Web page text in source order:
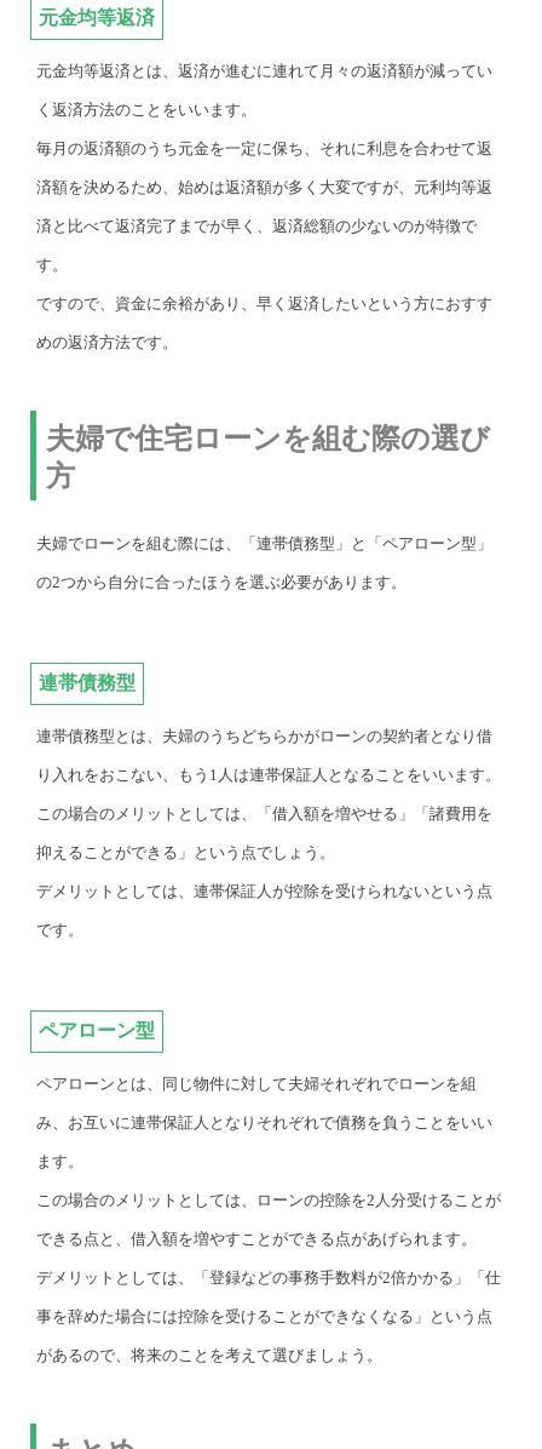
元金均等返済
元金均等返済とは、返済が進むに連れて月々の返済額が減ってい
く返済方法のことをいいます。
毎月の返済額のうち元金を一定に保ち、それに利息を合わせて返
済額を決めるため、始めは返済額が多く大変ですが、元利均等返
済と比べて返済完了までが早く、返済総額の少ないのが特徴で
す。
ですので、資金に余裕があり、早く返済したいという方におすす
めの返済方法です。
夫婦で住宅ローンを組む際の選び
方
夫婦でローンを組む際には、「連帯債務型」と「ペアローン型」
の2つから自分に合ったほうを選ぶ必要があります。
連帯債務型
連帯債務型とは、夫婦のうちどちらかがローンの契約者となり借
り入れをおこない、もう1人は連帯保証人となることをいいます。
この場合のメリットとしては、「借入額を増やせる」「諸費用を
抑えることができる」という点でしょう。
デメリットとしては、連帯保証人が控除を受けられないという点
です。
ペアローン型
ペアローンとは、同じ物件に対して夫婦それぞれでローンを組
み、お互いに連帯保証人となりそれぞれで債務を負うことをいい
ます。
この場合のメリットとしては、ローンの控除を2人分受けることが
できる点と、借入額を増やすことができる点があげられます。
デメリットとしては、「登録などの事務手数料が2倍かかる」「仕
事を辞めた場合には控除を受けることができなくなる」という点
があるので、将来のことを考えて選びましょう。